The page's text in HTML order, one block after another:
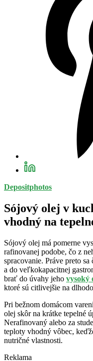
Depositphotos
Sójový olej v
vhodný na
Sójový olej má pomerne
rafinovanej podobe, čo z
spracovanie. Práve preto
a do veľkokapacitnej
brať do úvahy jeho vysoký
ktoré sú citlivejšie na
Pri bežnom domácom
olej skôr na krátke tepelné
Nerafinovaný alebo za
teploty vhodný vôbec,
nutričné vlastnosti.
Reklama